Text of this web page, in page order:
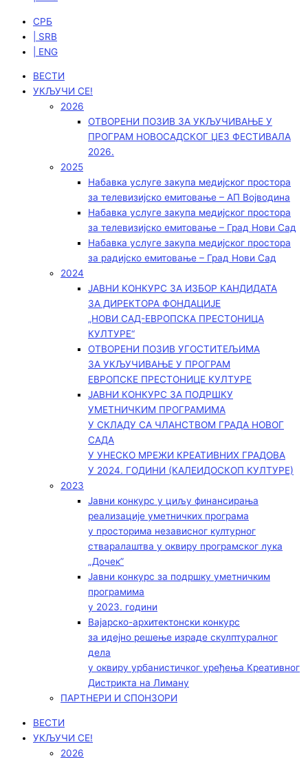
СРБ
| SRB
| ENG
ВЕСТИ
УКЉУЧИ СЕ!
2026
ОТВОРЕНИ ПОЗИВ ЗА УКЉУЧИВАЊЕ У
ПРОГРАМ НОВОСАДСКОГ ЏЕЗ ФЕСТИВАЛА
2026.
2025
Набавка услуге закупа медијског простора
за телевизијско емитовање – АП Војводинa
Набавка услуге закупа медијског простора
за телевизијско емитовање – Град Нови Сад
Набавка услуге закупа медијског простора
за радијско емитовање – Град Нови Сад
2024
ЈАВНИ КОНКУРС ЗА ИЗБОР КАНДИДАТА
ЗА ДИРЕКТОРА ФОНДАЦИЈЕ
„НОВИ САД-ЕВРОПСКА ПРЕСТОНИЦА
КУЛТУРЕ“
ОТВОРЕНИ ПОЗИВ УГОСТИТЕЉИМА
ЗА УКЉУЧИВАЊЕ У ПРОГРАМ
ЕВРОПСКЕ ПРЕСТОНИЦЕ КУЛТУРЕ
ЈАВНИ КОНКУРС ЗА ПОДРШКУ
УМЕТНИЧКИМ ПРОГРАМИМА
У СКЛАДУ СА ЧЛАНСТВОМ ГРАДА НОВОГ
САДА
У УНЕСКО МРЕЖИ КРЕАТИВНИХ ГРАДОВА
У 2024. ГОДИНИ (КАЛЕИДОСКОП КУЛТУРЕ)
2023
Јавни конкурс у циљу финансирања
реализације уметничких програма
у просторима независног културног
стваралаштва у оквиру програмског лука
„Дочек”
Јавни конкурс за подршку уметничким
програмима
у 2023. години
Вајарско-архитектонски конкурс
за идејно решење израде скулптуралног
дела
у оквиру урбанистичког уређења Креативног
Дистрикта на Лиману
ПАРТНЕРИ И СПОНЗОРИ
ВЕСТИ
УКЉУЧИ СЕ!
2026